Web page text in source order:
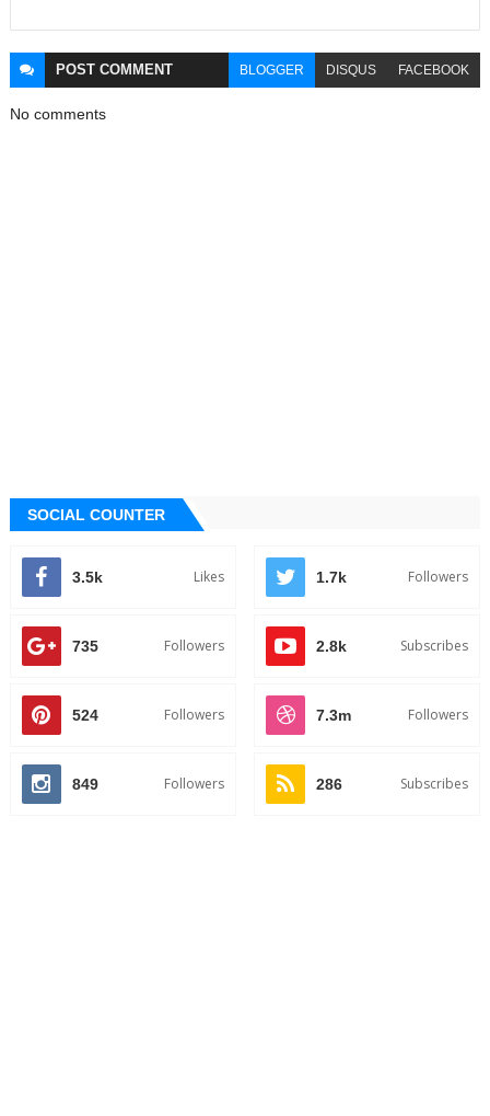
POST COMMENT BLOGGER DISQUS FACEBOOK
No comments
SOCIAL COUNTER
3.5k Likes 1.7k Followers
735 Followers 2.8k Subscribes
524 Followers 7.3m Followers
849 Followers 286 Subscribes